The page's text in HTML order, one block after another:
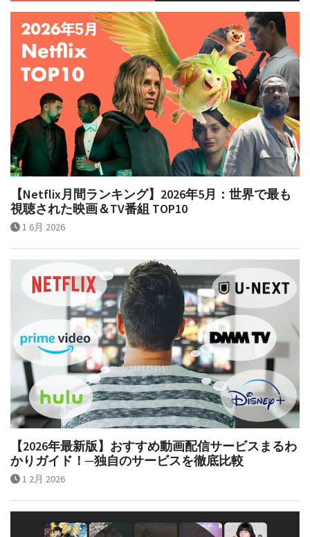
【Netflix月間ランキング】2026年5月：世界で最も
視聴された映画＆TV番組 TOP10
1 6月 2026
【2026年最新版】おすすめ動画配信サービスまるわ
かりガイド！─独自のサービスを徹底比較
1 2月 2026